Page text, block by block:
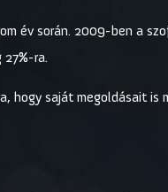
év során. 2009-ben a
ra.
hogy saját megoldásait is